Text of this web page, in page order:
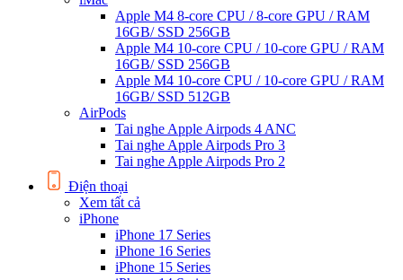
Apple M4 8-core CPU / 8-core GPU / RAM
16GB/ SSD 256GB
Apple M4 10-core CPU / 10-core GPU / RAM
16GB/ SSD 256GB
Apple M4 10-core CPU / 10-core GPU / RAM
16GB/ SSD 512GB
AirPods
Tai nghe Apple Airpods 4 ANC
Tai nghe Apple Airpods Pro 3
Tai nghe Apple Airpods Pro 2
Điện thoại
Xem tất cả
iPhone
iPhone 17 Series
iPhone 16 Series
iPhone 15 Series